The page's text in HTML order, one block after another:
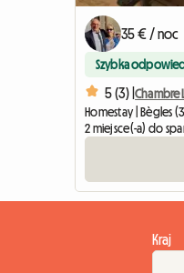
35 € / noc
Szybka
5 (3) |Chambre
Homestay | Bègles
2 miejsce(-a) do
Kraj